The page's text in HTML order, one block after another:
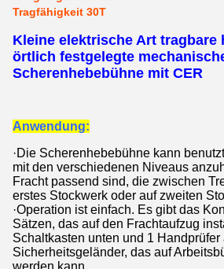
Tragfähigkeit 30T
Kleine elektrische Art tragbare
örtlich festgelegte
Scherenhebebühne mit CER
Anwendung:
·Die Scherenhebebühne kann
mit den verschiedenen Niveaus
Fracht passend sind, die zwischen
erstes Stockwerk oder auf zweiten
·Operation ist einfach. Es gibt das
Sätzen, das auf den Frachtaufzug
Schaltkasten unten und 1 Handprüfer
Sicherheitsgeländer, das auf
werden kann.